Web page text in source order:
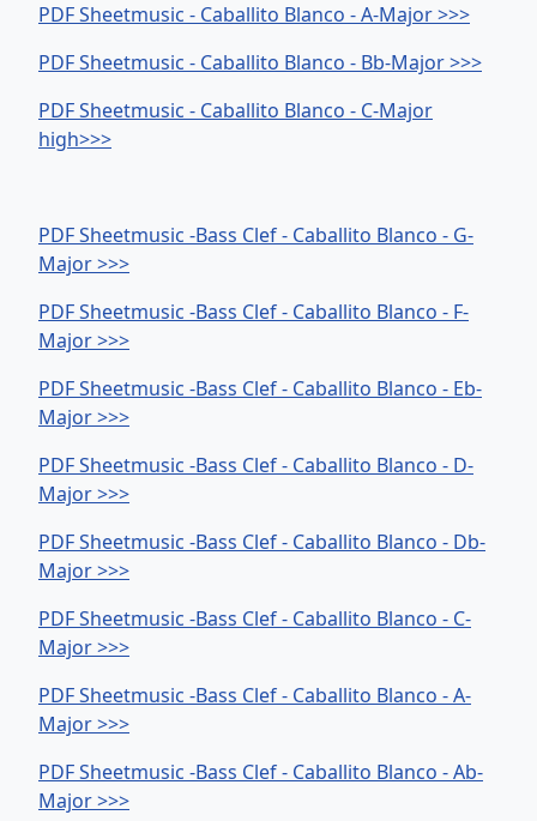
PDF Sheetmusic - Caballito Blanco - A-Major >>>
PDF Sheetmusic - Caballito Blanco - Bb-Major >>>
PDF Sheetmusic - Caballito Blanco - C-Major
high>>>
PDF Sheetmusic -Bass Clef - Caballito Blanco - G-
Major >>>
PDF Sheetmusic -Bass Clef - Caballito Blanco - F-
Major >>>
PDF Sheetmusic -Bass Clef - Caballito Blanco - Eb-
Major >>>
PDF Sheetmusic -Bass Clef - Caballito Blanco - D-
Major >>>
PDF Sheetmusic -Bass Clef - Caballito Blanco - Db-
Major >>>
PDF Sheetmusic -Bass Clef - Caballito Blanco - C-
Major >>>
PDF Sheetmusic -Bass Clef - Caballito Blanco - A-
Major >>>
PDF Sheetmusic -Bass Clef - Caballito Blanco - Ab-
Major >>>